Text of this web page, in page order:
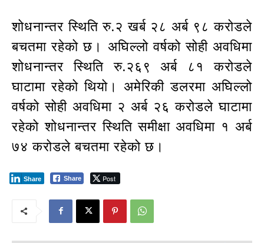
शोधनान्तर स्थिति रु.२ खर्ब २८ अर्ब ९८ करोडले
बचतमा रहेको छ। अघिल्लो वर्षको सोही अवधिमा
शोधनान्तर स्थिति रु.२६९ अर्ब ८१ करोडले
घाटामा रहेको थियो। अमेरिकी डलरमा अघिल्लो
वर्षको सोही अवधिमा २ अर्ब २६ करोडले घाटामा
रहेको शोधनान्तर स्थिति समीक्षा अवधिमा १ अर्ब
७४ करोडले बचतमा रहेको छ।
Share Post
Share